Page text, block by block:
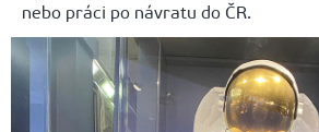
nebo práci po návratu do ČR.